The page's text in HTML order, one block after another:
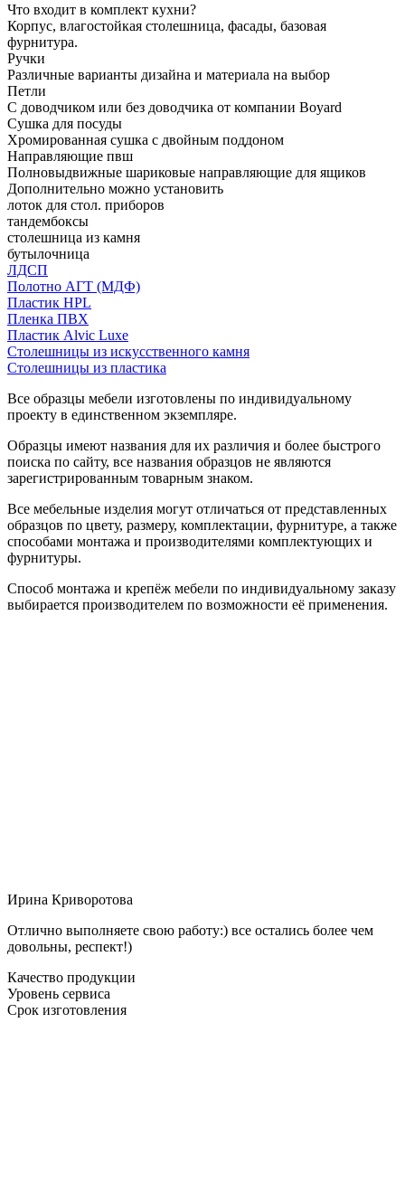
Что входит в комплект кухни?
Корпус, влагостойкая столешница, фасады, базовая
фурнитура.
Ручки
Различные варианты дизайна и материала на выбор
Петли
С доводчиком или без доводчика от компании Boyard
Сушка для посуды
Хромированная сушка с двойным поддоном
Направляющие пвш
Полновыдвижные шариковые направляющие для ящиков
Дополнительно можно установить
лоток для стол. приборов
тандембоксы
столешница из камня
бутылочница
ЛДСП
Полотно АГТ (МДФ)
Пластик HPL
Пленка ПВХ
Пластик Alvic Luxe
Столешницы из искусственного камня
Столешницы из пластика
Все образцы мебели изготовлены по индивидуальному
проекту в единственном экземпляре.
Образцы имеют названия для их различия и более быстрого
поиска по сайту, все названия образцов не являются
зарегистрированным товарным знаком.
Все мебельные изделия могут отличаться от представленных
образцов по цвету, размеру, комплектации, фурнитуре, а также
способами монтажа и производителями комплектующих и
фурнитуры.
Способ монтажа и крепёж мебели по индивидуальному заказу
выбирается производителем по возможности её применения.
Ирина Криворотова
Отлично выполняете свою работу:) все остались более чем
довольны, респект!)
Качество продукции
Уровень сервиса
Срок изготовления